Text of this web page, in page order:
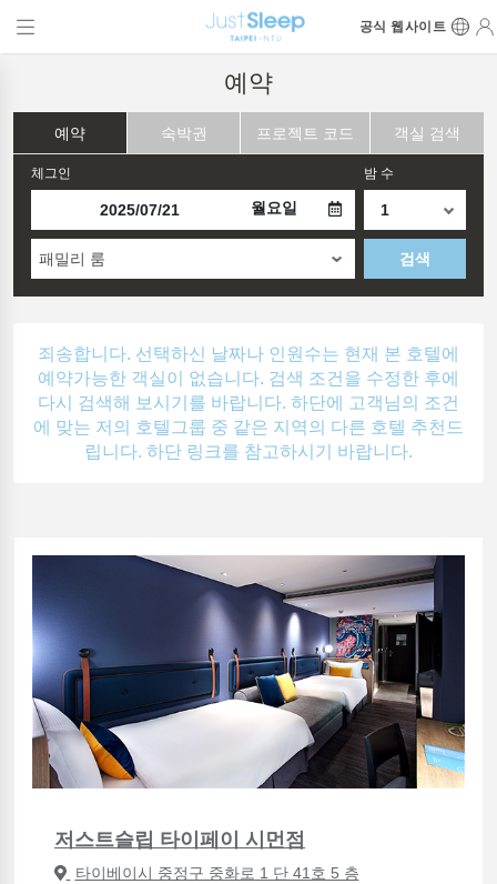
공식 웹사이트
예약
예약 숙박권 프로젝트 코드 객실 검색
체그인
월요일
밤 수
패밀리 룸 검색
죄송합니다. 선택하신 날짜나 인원수는 현재 본 호텔에
예약가능한 객실이 없습니다. 검색 조건을 수정한 후에
다시 검색해 보시기를 바랍니다. 하단에 고객님의 조건
에 맞는 저의 호텔그룹 중 같은 지역의 다른 호텔 추천드
립니다. 하단 링크를 참고하시기 바랍니다.
저스트슬립 타이페이 시먼점
타이베이시 중정구 중화로 1 단 41호 5 층